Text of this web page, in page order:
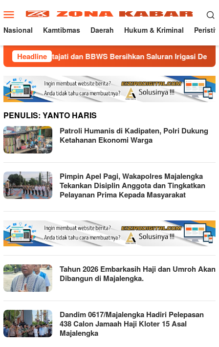
ke
konten
Menu
Mobile
Nasional Kamtibmas Daerah Hukum & Kriminal
Headlinedan BBWS Bersihkan Saluran Irigasi Demi Sawah
PENULIS: YANTO HARIS
Patroli Humanis di Kadipaten, Polri Dukung
Ketahanan Ekonomi Warga
Pimpin Apel Pagi, Wakapolres Majalengka
Tekankan Disiplin Anggota dan Tingkatkan
Pelayanan Prima Kepada Masyarakat
Tahun 2026 Embarkasih Haji dan Umroh Akan
Dibangun di Majalengka.
Dandim 0617/Majalengka Hadiri Pelepasan
438 Calon Jamaah Haji Kloter 15 Asal
Majalengka